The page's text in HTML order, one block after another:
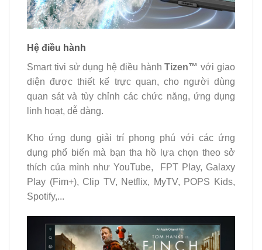
Hệ điều hành
Smart tivi sử dụng hệ điều hànhTizen™ với giao
diện được thiết kế trực quan, cho người dùng
quan sát và tùy chỉnh các chức năng, ứng dụng
linh hoạt, dễ dàng.
Kho ứng dụng giải trí phong phú với các ứng
dụng phổ biến mà bạn tha hồ lựa chọn theo sở
thích của mình như YouTube, FPT Play, Galaxy
Play (Fim+), Clip TV, Netflix, MyTV, POPS Kids,
Spotify,...